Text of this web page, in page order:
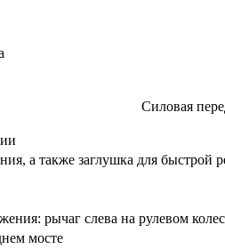
Силовая
а также заглушка для быстрой
рычаг слева на рулевом
мосте